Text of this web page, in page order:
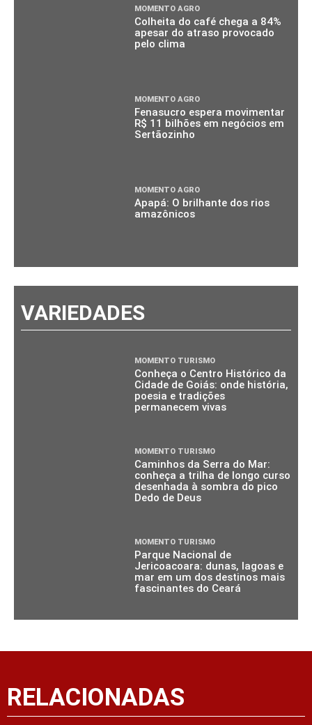
MOMENTO AGRO
Colheita do café chega a 84%
apesar do atraso provocado
pelo clima
MOMENTO AGRO
Fenasucro espera movimentar
R$ 11 bilhões em negócios em
Sertãozinho
MOMENTO AGRO
Apapá: O brilhante dos rios
amazônicos
VARIEDADES
MOMENTO TURISMO
Conheça o Centro Histórico da
Cidade de Goiás: onde história,
poesia e tradições
permanecem vivas
MOMENTO TURISMO
Caminhos da Serra do Mar:
conheça a trilha de longo curso
desenhada à sombra do pico
Dedo de Deus
MOMENTO TURISMO
Parque Nacional de
Jericoacoara: dunas, lagoas e
mar em um dos destinos mais
fascinantes do Ceará
RELACIONADAS